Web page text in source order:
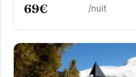
69€ /nuit